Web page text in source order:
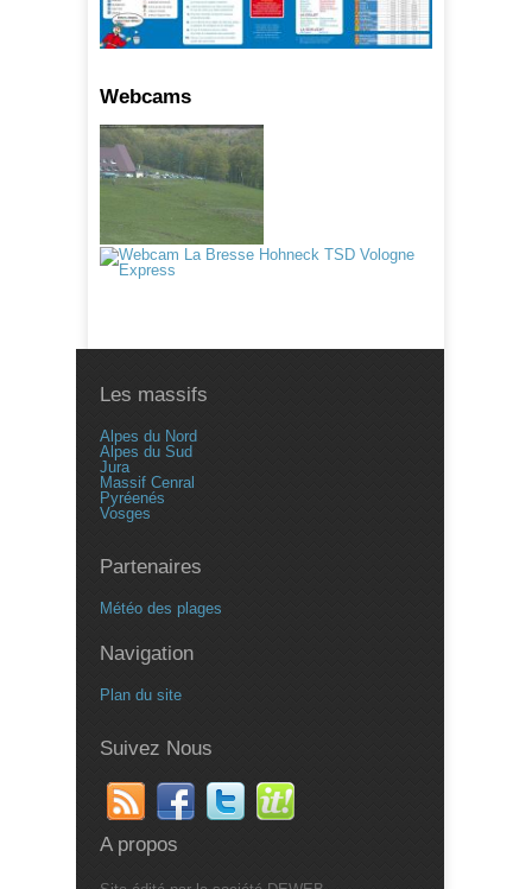
Webcams
Les massifs
Alpes du Nord
Alpes du Sud
Jura
Massif Cenral
Pyréenés
Vosges
Partenaires
Météo des plages
Navigation
Plan du site
Suivez Nous
A propos